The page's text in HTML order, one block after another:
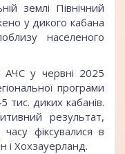
землі Північний
у дикого кабана
населеного
у червні 2025
програми
тис. диких кабанів.
результат,
фіксувалися в
і Хохзауерланд.